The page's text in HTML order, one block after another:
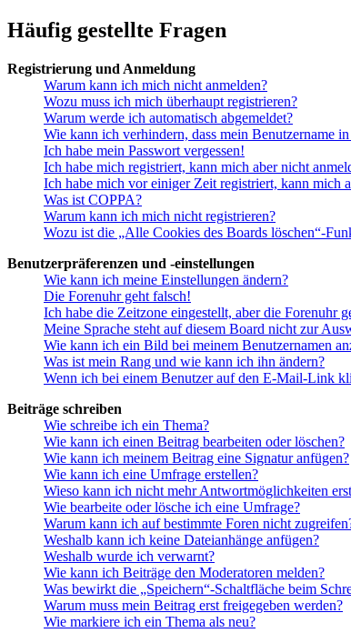
Häufig gestellte Fragen
Registrierung und Anmeldung
Warum kann ich mich nicht anmelden?
Wozu muss ich mich überhaupt registrieren?
Warum werde ich automatisch abgemeldet?
Wie kann ich verhindern, dass mein Benutzername
Ich habe mein Passwort vergessen!
Ich habe mich registriert, kann mich aber nicht
Ich habe mich vor einiger Zeit registriert, kann mich
Was ist COPPA?
Warum kann ich mich nicht registrieren?
Wozu ist die „Alle Cookies des Boards löschen“-
Benutzerpräferenzen und -einstellungen
Wie kann ich meine Einstellungen ändern?
Die Forenuhr geht falsch!
Ich habe die Zeitzone eingestellt, aber die Forenuhr
Meine Sprache steht auf diesem Board nicht zur
Wie kann ich ein Bild bei meinem Benutzernamen
Was ist mein Rang und wie kann ich ihn ändern?
Wenn ich bei einem Benutzer auf den E-Mail-Link
Beiträge schreiben
Wie schreibe ich ein Thema?
Wie kann ich einen Beitrag bearbeiten oder löschen?
Wie kann ich meinem Beitrag eine Signatur anfügen?
Wie kann ich eine Umfrage erstellen?
Wieso kann ich nicht mehr Antwortmöglichkeiten
Wie bearbeite oder lösche ich eine Umfrage?
Warum kann ich auf bestimmte Foren nicht
Weshalb kann ich keine Dateianhänge anfügen?
Weshalb wurde ich verwarnt?
Wie kann ich Beiträge den Moderatoren melden?
Was bewirkt die „Speichern“-Schaltfläche beim
Warum muss mein Beitrag erst freigegeben werden?
Wie markiere ich ein Thema als neu?